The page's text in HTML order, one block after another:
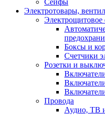
Сейфы
Электротовары,
Электрощитовое
Боксы и
Счетчики
Розетки и
Провода
Аудио, ТВ